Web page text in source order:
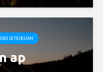
IETEIKUMI
ap